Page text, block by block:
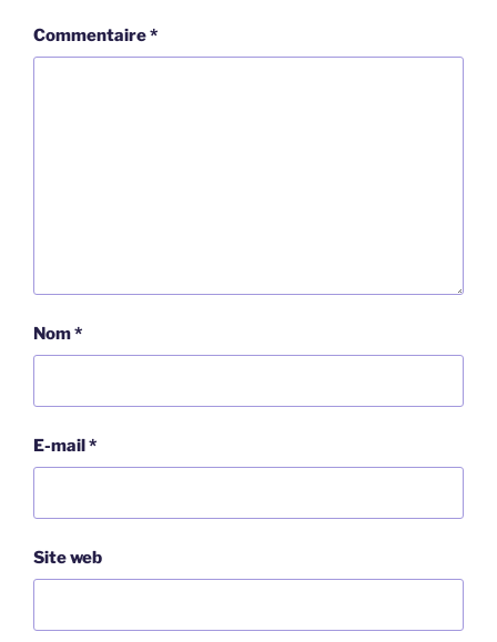
Commentaire*
Nom*
E-mail*
Site web